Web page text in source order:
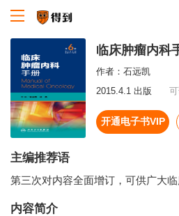
临床肿瘤内科
作者： 石远凯
2015.4.1 出版
开通电子书VIP
主编推荐语
第三次对内容全面增订，可供广大临
内容简介